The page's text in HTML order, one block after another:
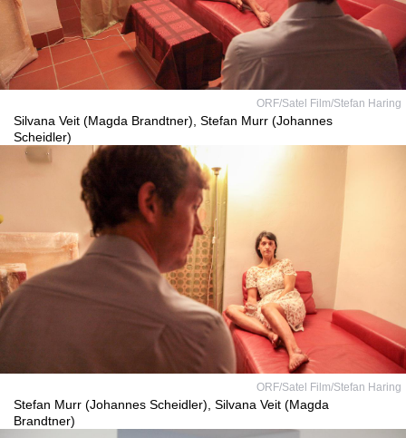
ORF/Satel Film/Stefan Haring
Silvana Veit (Magda Brandtner), Stefan Murr (Johannes
Scheidler)
ORF/Satel Film/Stefan Haring
Stefan Murr (Johannes Scheidler), Silvana Veit (Magda
Brandtner)